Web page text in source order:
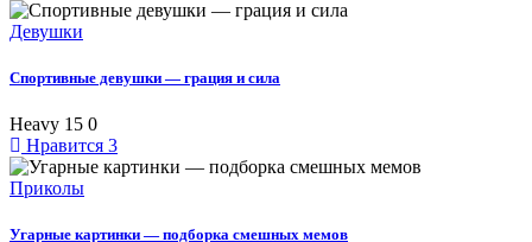
Девушки
Спортивные девушки — грация и сила
Heavy 15 0
Нравится 3
Приколы
Угарные картинки — подборка смешных мемов